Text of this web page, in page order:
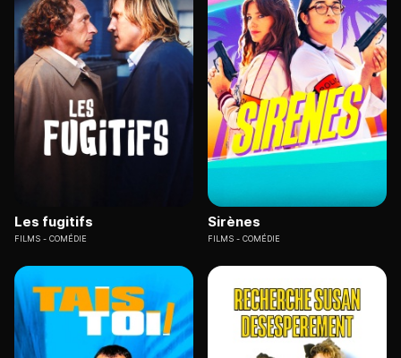
Les fugitifs
FILMS COMÉDIE
Sirènes
FILMS COMÉDIE